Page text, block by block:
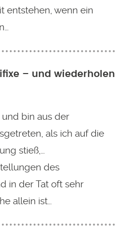
entstehen, wenn ein
– und wiederholen
bin aus der
als ich auf die
stieß,…
des
in der Tat oft sehr
allein ist…